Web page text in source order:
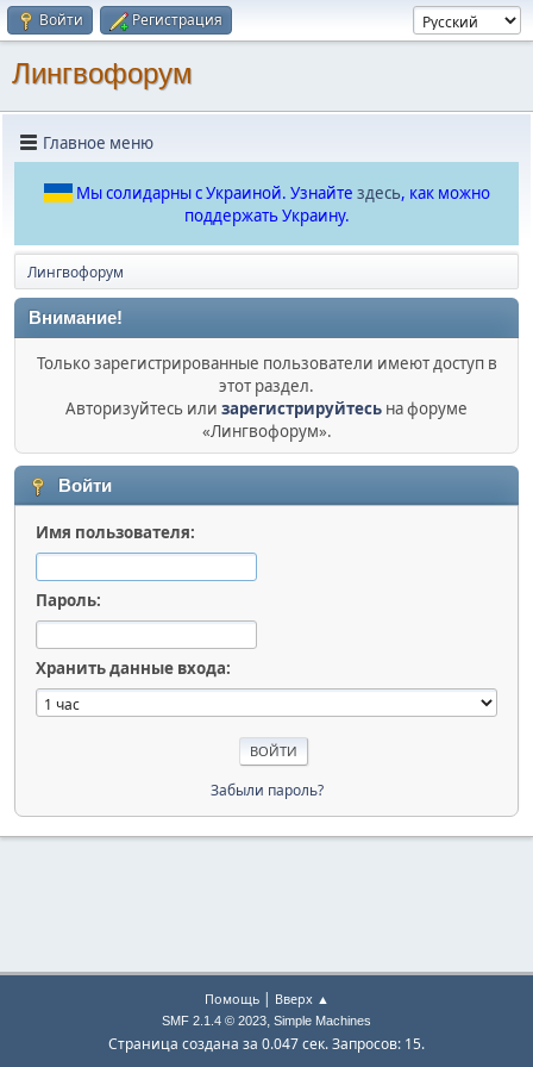
Войти Регистрация
Лингвофорум
Главное меню
Мы солидарны с Украиной. Узнайте здесь, как можно
поддержать Украину.
Лингвофорум
Внимание!
Только зарегистрированные пользователи имеют доступ в
этот раздел.
Авторизуйтесь или зарегистрируйтесь на форуме
«Лингвофорум».
Войти
Имя пользователя:
Пароль:
Хранить данные входа:
Забыли пароль?
Помощь| Вверх ▲
SMF 2.1.4 © 2023, Simple Machines
Страница создана за 0.047 сек. Запросов: 15.